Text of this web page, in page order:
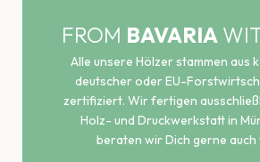
FROM BAVARIA
Alle unsere Hölzer stammen aus
deutscher oder EU-
zertifiziert. Wir fertigen
Holz- und Druckwerkstatt in
beraten wir Dich gerne